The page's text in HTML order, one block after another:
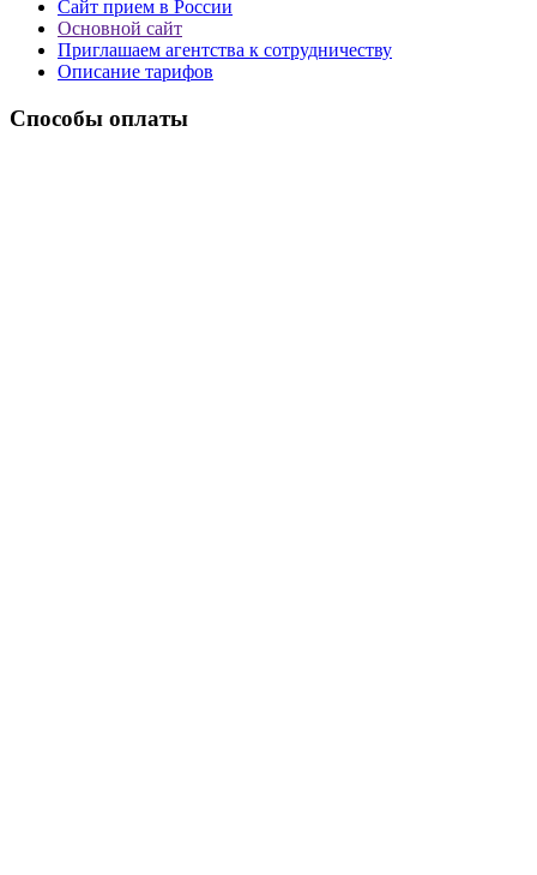
Сайт прием в России
Основной сайт
Приглашаем агентства к сотрудничеству
Описание тарифов
Способы оплаты